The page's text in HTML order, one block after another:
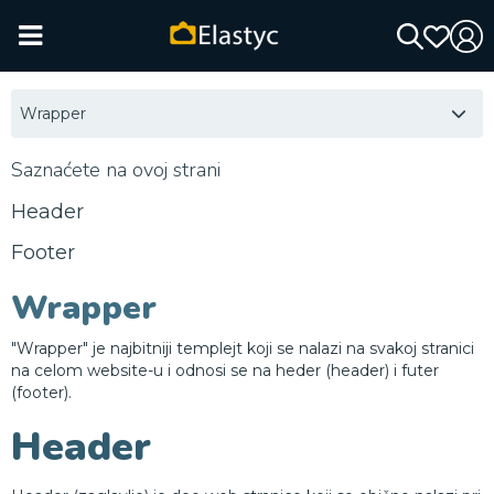
Wrapper
Saznaćete na ovoj strani
Header
Footer
Wrapper
"Wrapper" je najbitniji templejt koji se nalazi na svakoj stranici
na celom website-u i odnosi se na heder (header) i futer
(footer).
Header